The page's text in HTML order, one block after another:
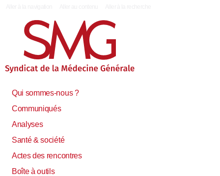
Qui sommes-nous ?
Communiqués
Analyses
Santé & société
Actes des rencontres
Boîte à outils